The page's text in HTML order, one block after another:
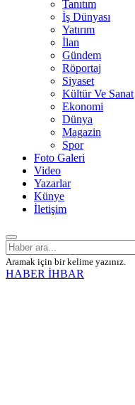
Tanıtım
İş Dünyası
Yatırım
İlan
Gündem
Röportaj
Siyaset
Kültür Ve Sanat
Ekonomi
Dünya
Magazin
Spor
Foto Galeri
Video
Yazarlar
Künye
İletişim
Aramak için bir kelime yazınız.
HABER İHBAR